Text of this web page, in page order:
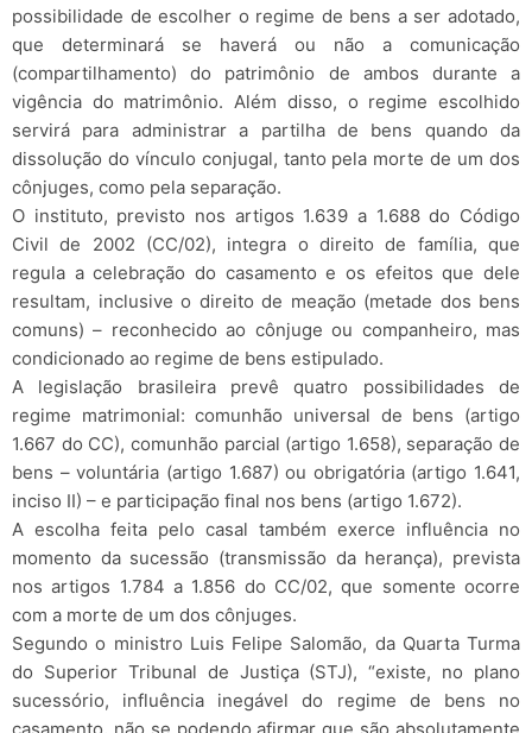
possibilidade de escolher o regime de bens a ser adotado,
que determinará se haverá ou não a comunicação
(compartilhamento) do patrimônio de ambos durante a
vigência do matrimônio. Além disso, o regime escolhido
servirá para administrar a partilha de bens quando da
dissolução do vínculo conjugal, tanto pela morte de um dos
cônjuges, como pela separação.
O instituto, previsto nos artigos 1.639 a 1.688 do Código
Civil de 2002 (CC/02), integra o direito de família, que
regula a celebração do casamento e os efeitos que dele
resultam, inclusive o direito de meação (metade dos bens
comuns) – reconhecido ao cônjuge ou companheiro, mas
condicionado ao regime de bens estipulado.
A legislação brasileira prevê quatro possibilidades de
regime matrimonial: comunhão universal de bens (artigo
1.667 do CC), comunhão parcial (artigo 1.658), separação de
bens – voluntária (artigo 1.687) ou obrigatória (artigo 1.641,
inciso II) – e participação final nos bens (artigo 1.672).
A escolha feita pelo casal também exerce influência no
momento da sucessão (transmissão da herança), prevista
nos artigos 1.784 a 1.856 do CC/02, que somente ocorre
com a morte de um dos cônjuges.
Segundo o ministro Luis Felipe Salomão, da Quarta Turma
do Superior Tribunal de Justiça (STJ), “existe, no plano
sucessório, influência inegável do regime de bens no